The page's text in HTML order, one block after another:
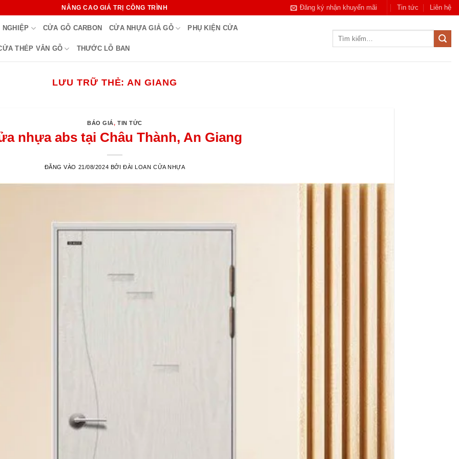
NÂNG CAO GIÁ TRỊ CÔNG TRÌNH Đăng ký nhận khuyến mãi Tin tức Liên hệ
NGHIỆP CỬA GỖ CARBON CỬA NHỰA GIẢ GỖ PHỤ KIỆN CỬA
THÉP VÂN GỖ THƯỚC LỖ BAN
LƯU TRỮ THẺ: AN GIANG
BÁO GIÁ,TIN TỨC
nhựa abs tại Châu Thành, An Giang
ĐĂNG VÀO 21/08/2024 BỞI ĐÀI LOAN CỬA NHỰA